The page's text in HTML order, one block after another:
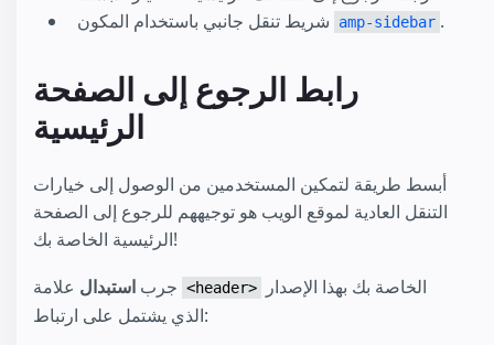
amp-sidebar .
رابط الرجوع إلى الصفحة
الرئيسية
أبسط طريقة لتمكين المستخدمين من الوصول إلى خيارات
التنقل العادية لموقع الويب هو توجيههم للرجوع إلى الصفحة
الرئيسية الخاصة بك!
جرب استبدال <header>
الذي يشتمل على ارتباط: